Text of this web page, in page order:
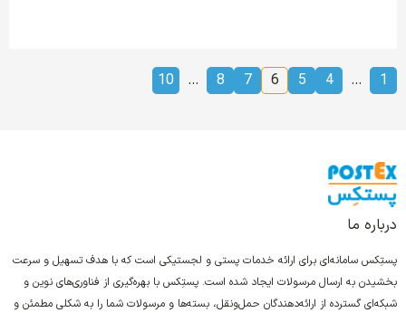
1
…
4
5
6
7
8
…
10
درباره ما
پستِکس سامانه‌ای برای ارائه خدمات پستی و لجستیکی است که با هدف تسهیل و سرعت
بخشیدن به ارسال مرسولات ایجاد شده است. پستِکس با بهره‌گیری از فناوری‌های نوین و
شبکه‌ای گسترده از ارائه‌دهندگان حمل‌ونقل، بسته‌ها و مرسولات شما را به شکلی مطمئن و